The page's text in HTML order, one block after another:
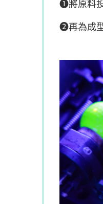
➊將原料
➋再為成